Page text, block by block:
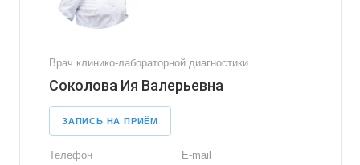
Врач клинико-лабораторной диагностики
Соколова Ия Валерьевна
ЗАПИСЬ НА ПРИЁМ
Телефон E-mail